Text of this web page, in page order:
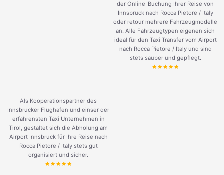
der Online-Buchung Ihrer Reise von
Innsbruck nach Rocca Pietore / Italy
oder retour mehrere Fahrzeugmodelle
an. Alle Fahrzeugtypen eigenen sich
ideal für den Taxi Transfer vom Airport
nach Rocca Pietore / Italy und sind
stets sauber und gepflegt.
Als Kooperationspartner des
Innsbrucker Flughafen und einser der
erfahrensten Taxi Unternehmen in
Tirol, gestaltet sich die Abholung am
Airport Innsbruck für Ihre Reise nach
Rocca Pietore / Italy stets gut
organisiert und sicher.